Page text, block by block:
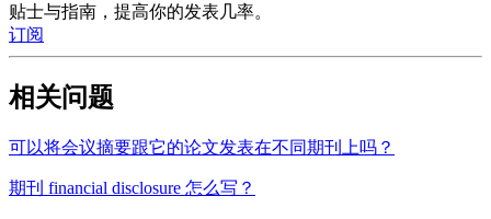
贴士与指南，提高你的发表几率。
订阅
相关问题
可以将会议摘要跟它的论文发表在不同期刊上吗？
期刊 financial disclosure 怎么写？